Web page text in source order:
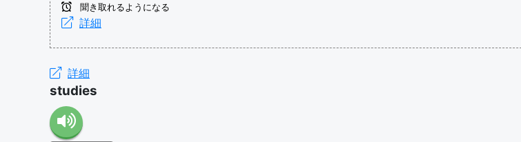
聞き取れるようになる
詳細
詳細
studies